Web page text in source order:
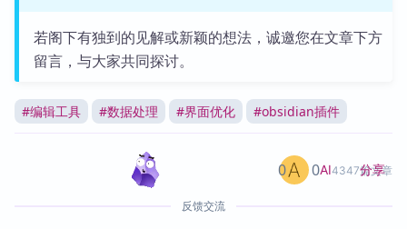
若阁下有独到的见解或新颖的想法，诚邀您在文章下方
留言，与大家共同探讨。
#编辑工具 #数据处理 #界面优化 #obsidian插件
AI4347篇文章
0 0 分享
反馈交流